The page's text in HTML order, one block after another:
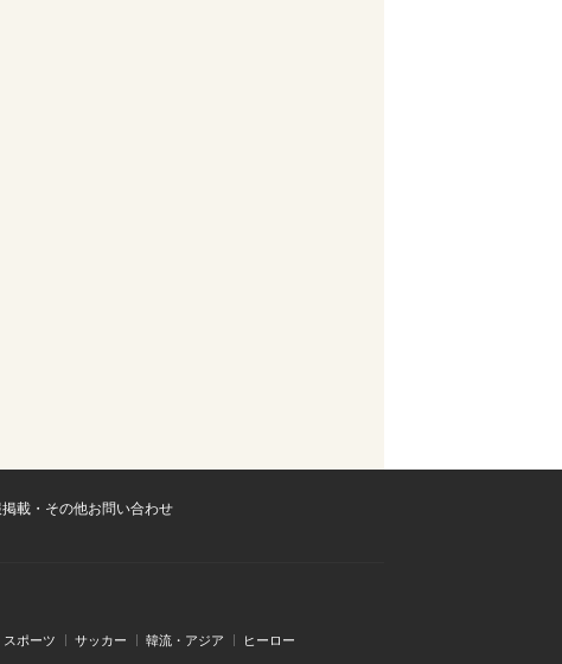
載・その他お問い合わせ
スポーツ サッカー 韓流・アジア ヒーロー